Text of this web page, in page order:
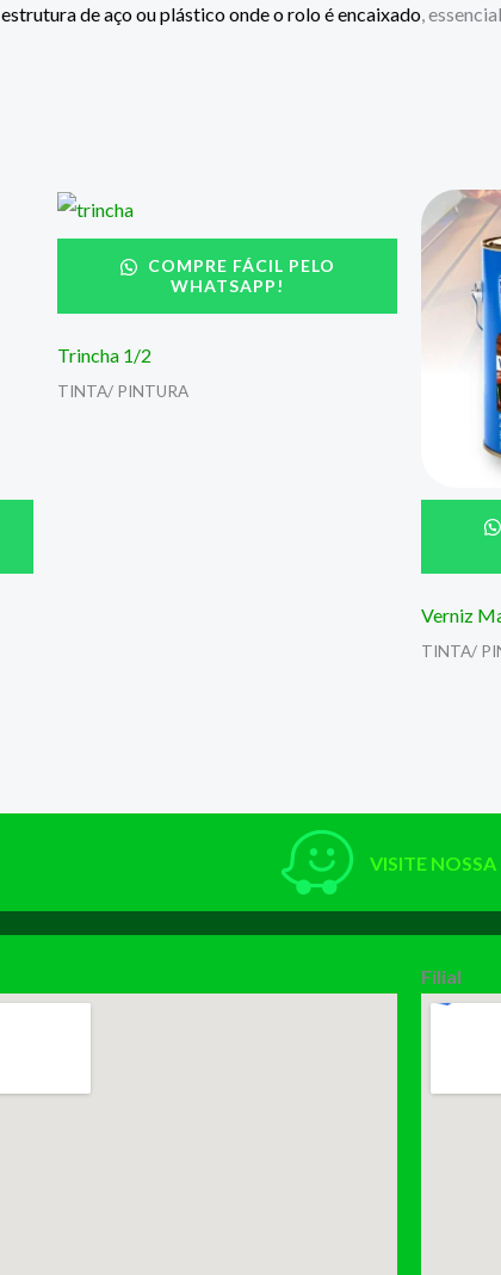
estrutura de aço ou plástico onde o rolo é encaixado,
COMPRE FÁCIL PELO
WHATSAPP!
Trincha 1/2
TINTA/ PINTURA
Verniz
TINTA/
VISITE NOSSA
Filial